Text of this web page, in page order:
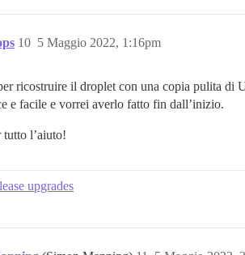
5 Maggio 2022, 1:16pm
10
ricostruire il droplet con una copia pulita di
e facile e vorrei averlo fatto fin dall’inizio.
tutto l’aiuto!
upgrades